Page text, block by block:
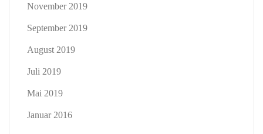
November 2019
September 2019
August 2019
Juli 2019
Mai 2019
Januar 2016